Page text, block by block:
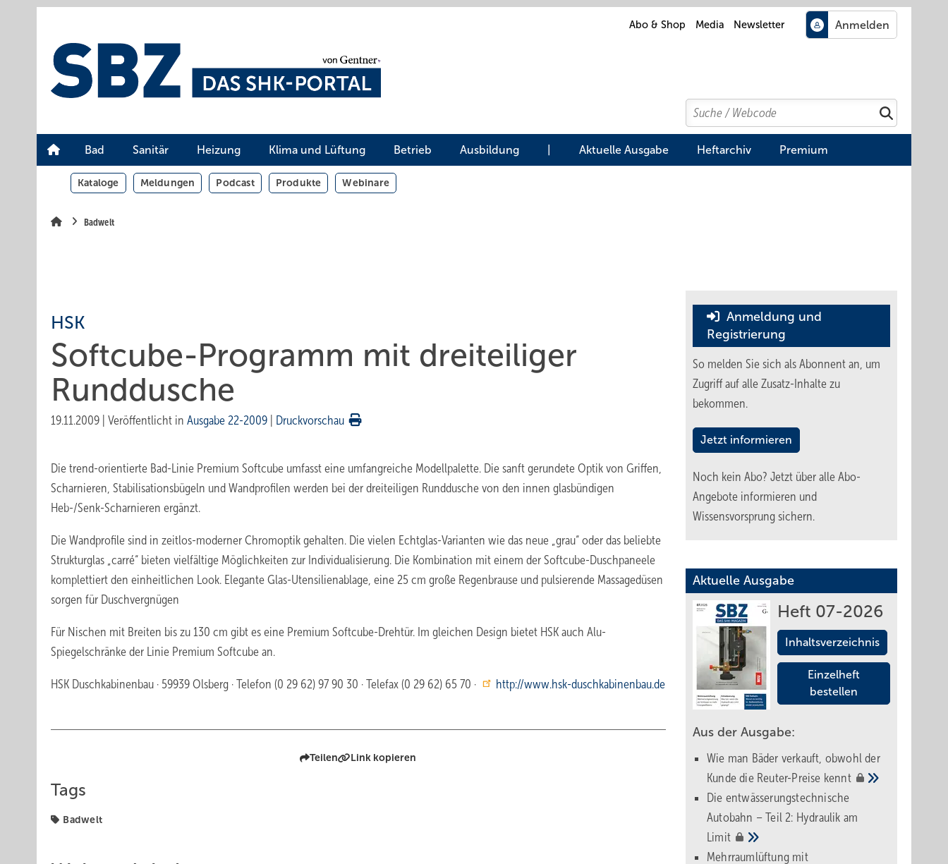
Abo & Shop Media Newsletter
Search
Suchen
Bad Sanitär Heizung Klima und Lüftung Betrieb Ausbildung Aktuelle Ausgabe Heftarchiv Premium
Kataloge Meldungen Podcast Produkte Webinare
Badwelt
HSK
Softcube-Programm mit dreiteiliger
Runddusche
19.11.2009 Veröffentlicht in Ausgabe 22-2009 Druckvorschau
Die trend-orientierte Bad-Linie Premium Softcube umfasst eine umfangreiche Modellpalette. Die sanft gerundete Optik von Griffen,
Scharnieren, Stabilisationsbügeln und Wandprofilen werden bei der dreiteiligen Runddusche von den innen glasbündigen
Heb-/Senk-Scharnieren ergänzt.
Die Wandprofile sind in zeitlos-moderner Chromoptik gehalten. Die vielen Echtglas-Varianten wie das neue „grau“ oder das beliebte
Strukturglas „carré“ bieten vielfältige Möglichkeiten zur Individualisierung. Die Kombination mit einem der Softcube-Duschpaneele
komplettiert den einheit­lichen Look. Elegante Glas-Utensilienablage, eine 25 cm große Regenbrause und pulsierende Massagedüsen
sorgen für Duschvergnügen
Für Nischen mit Breiten bis zu 130 cm gibt es eine Premium Softcube-Drehtür. Im gleichen Design bietet HSK auch Alu-
Spiegelschränke der Linie Premium Softcube an.
HSK Duschkabinenbau · 59939 Olsberg · Telefon (0 29 62) 97 90 30 · Telefax (0 29 62) 65 70 · http://www.hsk-duschkabinenbau.de
Teilen Link kopieren
Tags
Badwelt
Anmeldung und
Registrierung
So melden Sie sich als Abonnent an, um
Zugriff auf alle Zusatz-Inhalte zu
bekommen.
Jetzt informieren
Noch kein Abo? Jetzt über alle Abo-
Angebote informieren und
Wissensvorsprung sichern.
Aktuelle Ausgabe
Heft 07-2026
Inhaltsverzeichnis
Einzelheft
bestellen
Aus der Ausgabe:
Wie man Bäder verkauft, obwohl der
Kunde die Reuter-Preise kennt
Die entwässerungstechnische
Autobahn – Teil 2: Hydraulik am
Limit
Mehrraumlüftung mit